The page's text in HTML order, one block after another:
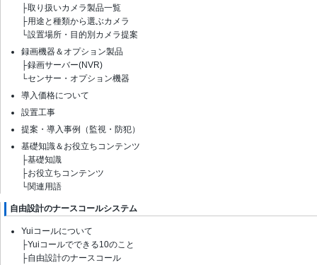
├取り扱いカメラ製品一覧
├用途と種類から選ぶカメラ
└設置場所・目的別カメラ提案
録画機器＆オプション製品
├録画サーバー(NVR)
└センサー・オプション機器
導入価格について
設置工事
提案・導入事例（監視・防犯）
基礎知識＆お役立ちコンテンツ
├基礎知識
├お役立ちコンテンツ
└関連用語
自由設計のナースコールシステム
Yuiコールについて
├Yuiコールでできる10のこと
├自由設計のナースコール